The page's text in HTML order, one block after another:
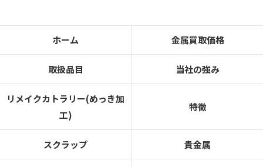
ホーム 金属買取価格
取扱品目 当社の強み
リメイクカトラリー(めっき加
工)
特徴
スクラップ 貴金属